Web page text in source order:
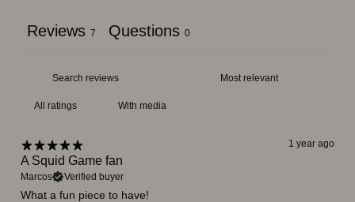
Reviews 7 Questions 0
With media
1 year ago
A Squid Game fan
Marcos Verified buyer
What a fun piece to have!